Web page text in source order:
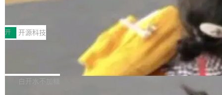
-2024 和 C23 编程接口标准的兼容性。 compat
_linux(8) 增强了对 Linux 系统调用的支持，包
括 epoll（围绕 kqueue 实现）、POSIX 消息队
列、...
发者及生态伙伴，系统呈现了平台在游戏领域的
完整能力版图——从IAP高价值用户的全周期经
营、到IAA游戏的“买变一体”正循环、再到联运与
广告协同的全链路经营闭环，以及面向全球市场
的出海增长布局。 华为终端云业务商业化销售负
责人在开场致辞中表示，游戏开发者的核心诉求
已不再是“多一个投放渠道”，而是一套能够持续
技嘉X3D系列再添新成员 B850 AORU
面向AMD Ryzen X3D处理器玩家，技嘉X3D系
列主板阵容迎来新成员——B850 AORUS ELITE
X3D。作为面向主流高性能平台打造的全新主板
产品，B850 AORUS ELITE X3D延续技嘉在X3
D平台优化上的技术积累，旨在为游戏玩家带来
更稳定、更高效的装机选择。 B850 AORUS ELI
开 开源科技
Zadig v5.0 发布：AI 发布专员与 AI 审
我们团队这几天最大的卡点不是 AI 写得不够
好，是 AI 写得太好了。 好到审查排期从两天的
白开水不加糖